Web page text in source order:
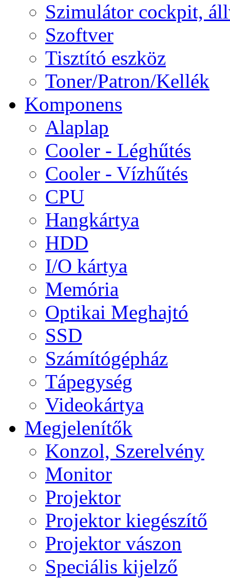
Szimulátor cockpit,
Szoftver
Tisztító eszköz
Toner/Patron/Kellék
Komponens
Alaplap
Cooler - Léghűtés
Cooler - Vízhűtés
CPU
Hangkártya
HDD
I/O kártya
Memória
Optikai Meghajtó
SSD
Számítógépház
Tápegység
Videokártya
Megjelenítők
Konzol, Szerelvény
Monitor
Projektor
Projektor kiegészítő
Projektor vászon
Speciális kijelző